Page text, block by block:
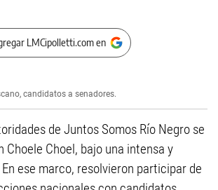
LMCipolletti.com en
candidatos a senadores.
de Juntos Somos Río Negro se
Choele Choel, bajo una intensa y
ese marco, resolvieron participar de